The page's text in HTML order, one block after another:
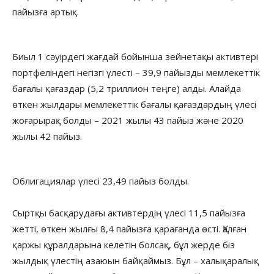
пайызға артық.
Биыл 1 сәуірдегі жағдай бойынша зейнетақы активтері
портфеліндегі негізгі үлесті – 39,9 пайызды мемлекеттік
бағалы қағаздар (5,2 триллион теңге) алды. Алайда
өткен жылдары мемлекеттік бағалы қағаздардың үлесі
жоғарырақ болды – 2021 жылы 43 пайыз және 2020
жылы 42 пайыз.
Облигациялар үлесі 23,49 пайыз болды.
Сыртқы басқарудағы активтердің үлесі 11,5 пайызға
жетті, өткен жылғы 8,4 пайызға қарағанда өсті. Қалған
қаржы құралдарына келетін болсақ, бұл жерде біз
жылдық үлестің азаюын байқаймыз. Бұл – халықаралық